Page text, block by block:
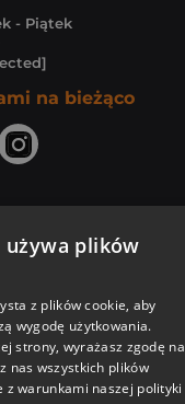
- Piątek
na bieżąco
używa plików
z plików cookie, aby
wygodę użytkowania.
strony, wyrażasz zgodę na
nas wszystkich plików
z warunkami naszej polityki